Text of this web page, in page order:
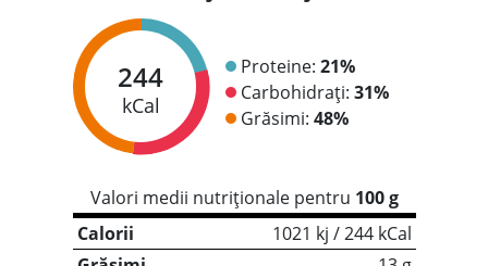
244
kCal
Proteine: 21%
Carbohidrați: 31%
Grăsimi: 48%
Valori medii nutriționale pentru 100 g
Calorii
1021 kj / 244 kCal